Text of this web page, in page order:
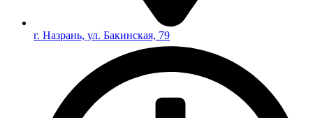
г. Назрань, ул. Бакинская, 79